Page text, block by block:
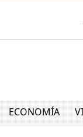
ECONOMÍA